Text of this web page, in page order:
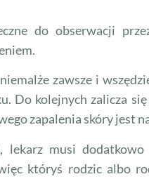
do obserwacji
zawsze i
Do kolejnych zalicza
zapalenia skóry jest
musi
któryś rodzic albo